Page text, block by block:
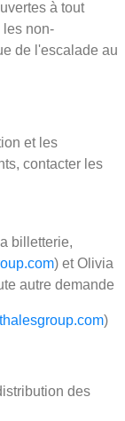
à tout
les non-
de l'escalade au
et les
contacter les
billetterie,
) et Olivia
autre demande
)
des